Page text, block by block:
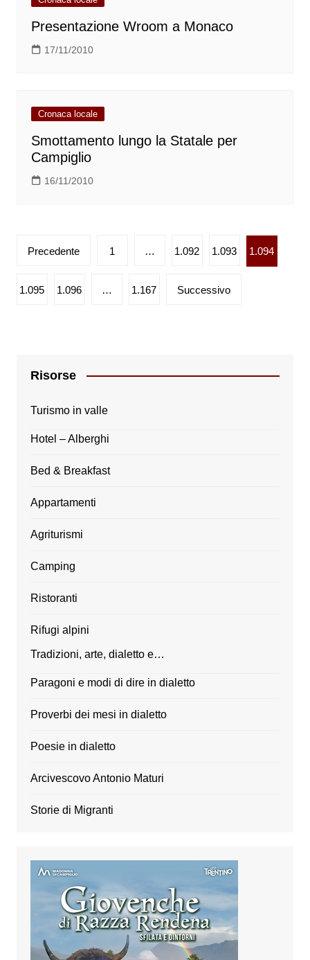
Presentazione Wroom a Monaco
17/11/2010
Cronaca locale
Smottamento lungo la Statale per
Campiglio
16/11/2010
Paginazione
articoli
Precedente 1 … 1.092 1.093 1.094
1.095 1.096 … 1.167 Successivo
Risorse
Turismo in valle
Hotel – Alberghi
Bed & Breakfast
Appartamenti
Agriturismi
Camping
Ristoranti
Rifugi alpini
Tradizioni, arte, dialetto e…
Paragoni e modi di dire in dialetto
Proverbi dei mesi in dialetto
Poesie in dialetto
Arcivescovo Antonio Maturi
Storie di Migranti